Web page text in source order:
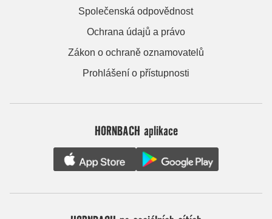
Společenská odpovědnost
Ochrana údajů a právo
Zákon o ochraně oznamovatelů
Prohlášení o přístupnosti
HORNBACH aplikace